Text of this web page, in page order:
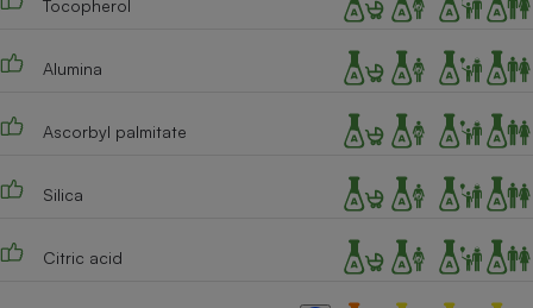
Tocopherol
Alumina
Ascorbyl palmitate
Silica
Citric acid